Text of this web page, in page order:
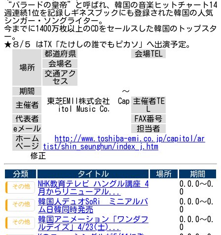
“バラードの皇帝”と呼ばれ、韓国の音楽ヒットチャート14
週連続1位を記録しギネスブックにも登録された韓国の人気
シンガー・ソングライター。
今までに1400万枚以上のCDをセールスした韓国のトップスタ
ー。
★８/５ はTX「たけしの誰でもピカソ」へ出演予定。
場所
都道府県
会場TEL
会場名
交通アク
セス
期間
～
主催者
東芝EMII株式会社 Cap
itol Music Co．
主催者TE
代表者
FAX番号
eメール
担当者
ホーム
ページ
http://www.toshiba-emi.co.jp/capitol/ar
tist/shin_seunghun/index_j.htm
修正
分類 タイトル 場所
期間
NHK教育テレビ ハングル講座 4
月からリニューアル...
0.0.0～0.
0
韓国人デュオSoRi ミニアルバ
ム日韓同時発売
0.0.0～0.
0
韓国アニメーション「ワンダフ
ルデイズ」4/23(土)...
0.0.0～0.
0